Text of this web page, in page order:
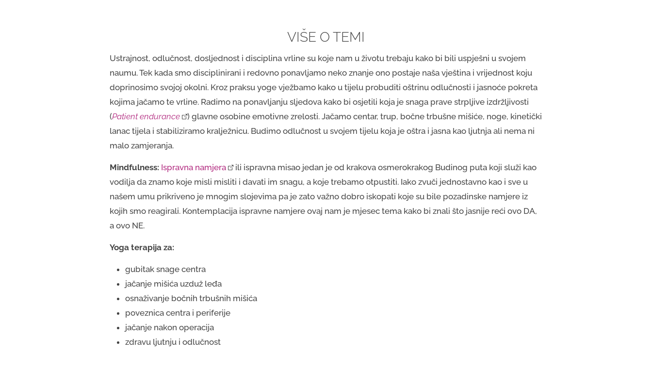
VIŠE O TEMI
Ustrajnost, odlučnost, dosljednost i disciplina vrline su koje nam u životu trebaju kako bi bili uspješni u svojem
naumu. Tek kada smo disciplinirani i redovno ponavljamo neko znanje ono postaje naša vještina i vrijednost koju
doprinosimo svojoj okolni. Kroz praksu yoge vježbamo kako u tijelu probuditi oštrinu odlučnosti i jasnoće pokreta
kojima jačamo te vrline. Radimo na ponavljanju sljedova kako bi osjetili koja je snaga prave strpljive izdržljivosti
(Patient endurance
) glavne osobine emotivne zrelosti. Jačamo centar, trup, bočne trbušne mišiće, noge, kinetički
lanac tijela i stabiliziramo kralježnicu. Budimo odlučnost u svojem tijelu koja je oštra i jasna kao ljutnja ali nema ni
malo zamjeranja.
Mindfulness: Ispravna namjera
ili ispravna misao jedan je od krakova osmerokrakog Budinog puta koji služi kao
vodilja da znamo koje misli misliti i davati im snagu, a koje trebamo otpustiti. Iako zvuči jednostavno kao i sve u
našem umu prikriveno je mnogim slojevima pa je zato važno dobro iskopati koje su bile pozadinske namjere iz
kojih smo reagirali. Kontemplacija ispravne namjere ovaj nam je mjesec tema kako bi znali što jasnije reći ovo DA,
a ovo NE.
Yoga terapija za:
gubitak snage centra
jačanje mišića uzduž leđa
osnaživanje bočnih trbušnih mišića
poveznica centra i periferije
jačanje nakon operacija
zdravu ljutnju i odlučnost